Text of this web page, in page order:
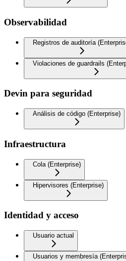
Observabilidad
Registros de auditoría
Violaciones de guardrails
Devin para seguridad
Análisis de código (Enterprise)
Infraestructura
Cola (Enterprise)
Hipervisores (Enterprise)
Identidad y acceso
Usuario actual
Usuarios y membresía